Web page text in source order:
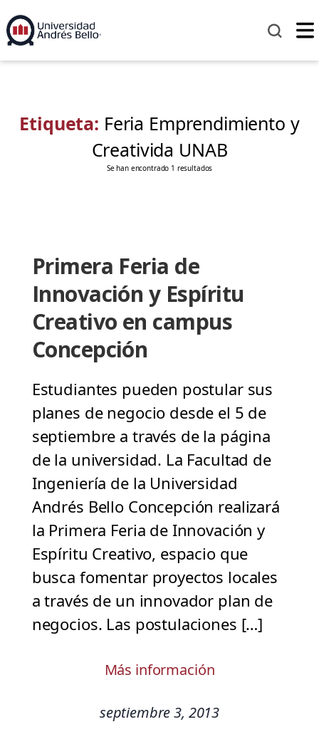
Etiqueta: Feria Emprendimiento y
Creativida UNAB
Se han encontrado 1 resultados
Primera Feria de
Innovación y Espíritu
Creativo en campus
Concepción
Estudiantes pueden postular sus
planes de negocio desde el 5 de
septiembre a través de la página
de la universidad. La Facultad de
Ingeniería de la Universidad
Andrés Bello Concepción realizará
la Primera Feria de Innovación y
Espíritu Creativo, espacio que
busca fomentar proyectos locales
a través de un innovador plan de
negocios. Las postulaciones […]
Más información
septiembre 3, 2013